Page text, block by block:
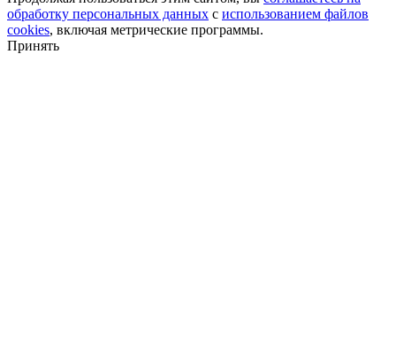
обработку персональных данных с использованием файлов
cookies, включая метрические программы.
Принять